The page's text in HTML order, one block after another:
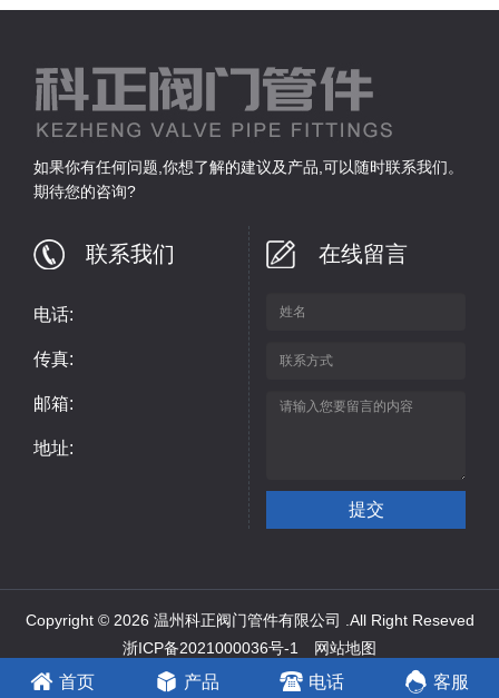
如果你有任何问题,你想了解的建议及产品,可以随时联系我们。
期待您的咨询?
联系我们
电话:
传真:
邮箱:
地址:
在线留言
Copyright © 2026 温州科正阀门管件有限公司 .All Right Reseved
浙ICP备2021000036号-1
网站地图
推荐产品：
承插管件、 锻钢高压管件、不锈钢承插管件
首页 产品 电话 客服